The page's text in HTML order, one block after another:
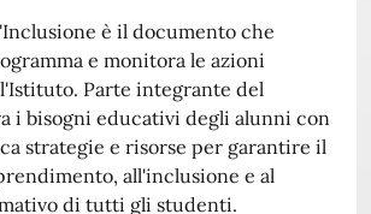
è il documento che
e monitora le azioni
Parte integrante del
i bisogni educativi degli alunni con
strategie e risorse per garantire il
all'inclusione e al
di tutti gli studenti.